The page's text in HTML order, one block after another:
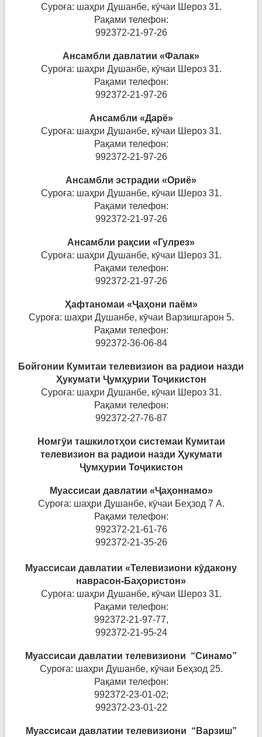
Суроға: шаҳри Душанбе, кӯчаи Шероз 31.
Рақами телефон:
992372-21-97-26
Ансамбли давлатии «Фалак»
Суроға: шаҳри Душанбе, кӯчаи Шероз 31.
Рақами телефон:
992372-21-97-26
Ансамбли «Дарё»
Суроға: шаҳри Душанбе, кӯчаи Шероз 31.
Рақами телефон:
992372-21-97-26
Ансамбли эстрадии «Ориё»
Суроға: шаҳри Душанбе, кӯчаи Шероз 31.
Рақами телефон:
992372-21-97-26
Ансамбли рақсии «Гулрез»
Суроға: шаҳри Душанбе, кӯчаи Шероз 31.
Рақами телефон:
992372-21-97-26
Ҳафтаномаи «Ҷаҳони паём»
Суроға: шаҳри Душанбе, кӯчаи Варзишгарон 5.
Рақами телефон:
992372-36-06-84
Бойгонии Кумитаи телевизион ва радиои назди
Ҳукумати Ҷумҳурии Тоҷикистон
Суроға: шаҳри Душанбе, кӯчаи Шероз 31.
Рақами телефон:
992372-27-76-87
Номгӯи ташкилотҳои системаи Кумитаи
телевизион ва радиои назди Ҳукумати
Ҷумҳурии Тоҷикистон
Муассисаи давлатии «Ҷаҳоннамо»
Суроға: шаҳри Душанбе, кӯчаи Беҳзод 7 А.
Рақами телефон:
992372-21-61-76
992372-21-35-26
Муассисаи давлатии «Телевизиони кӯдакону
наврасон-Баҳористон»
Суроға: шаҳри Душанбе, кӯчаи Шероз 31.
Рақами телефон:
992372-21-97-77,
992372-21-95-24
Муассисаи давлатии телевизиони “Синамо”
Суроға: шаҳри Душанбе, кӯчаи Беҳзод 25.
Рақами телефон:
992372-23-01-02;
992372-23-01-22
Муассисаи давлатии телевизиони “Варзиш”